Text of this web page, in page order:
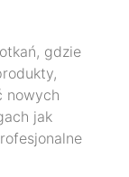
gdzie
nowych
jak